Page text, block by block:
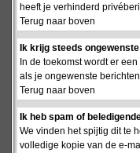
heeft je verhinderd
Terug naar boven
Ik krijg steeds
In de toekomst wordt er
als je ongewenste
Terug naar boven
Ik heb spam of
We vinden het spijtig dit te
volledige kopie van de e-